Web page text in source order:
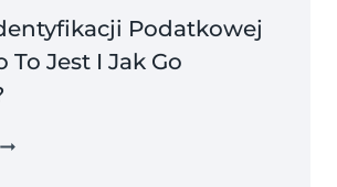
Podatkowej
To Jest I Jak Go
NUMER